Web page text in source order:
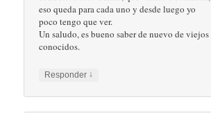
eso queda para cada uno y desde luego yo
poco tengo que ver.
Un saludo, es bueno saber de nuevo de viejos
conocidos.
Responder ↓